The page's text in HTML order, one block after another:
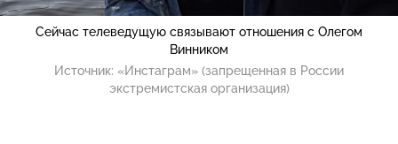
Сейчас телеведущую связывают отношения с Олегом
Винником
Источник: «Инстаграм» (запрещенная в России
экстремистская организация)